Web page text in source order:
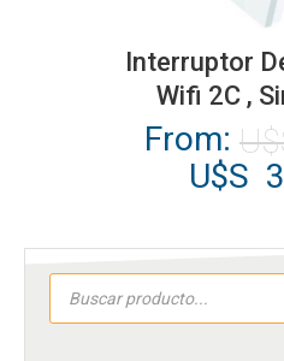
Búsqueda
productos
Interruptor
Wifi 2C ,
From:
U$S